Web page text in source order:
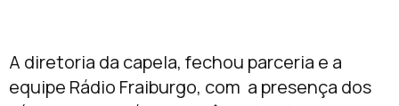
A diretoria da capela, fechou parceria e a
equipe Rádio Fraiburgo, com a presença dos